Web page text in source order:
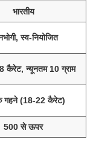
भारतीय
स्व-नियोजित
कैरेट, न्यूनतम 10 ग्राम
गहने (18-22 कैरेट)
500 से ऊपर